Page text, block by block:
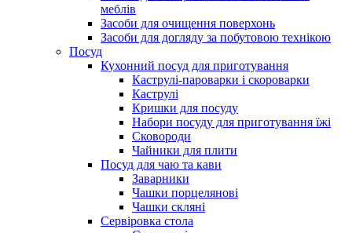
меблів
Засоби для очищення поверхонь
Засоби для догляду за побутовою технікою
Посуд
Кухонний посуд для приготування
Каструлі-пароварки і скороварки
Каструлі
Кришки для посуду
Набори посуду для приготування їжі
Сковороди
Чайники для плити
Посуд для чаю та кави
Заварники
Чашки порцелянові
Чашки скляні
Сервіровка стола